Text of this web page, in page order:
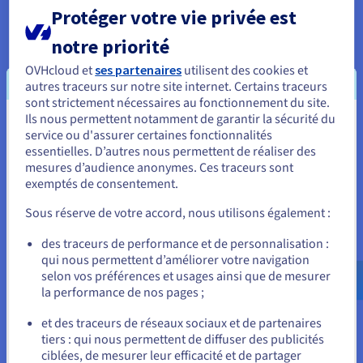
de composants contribué par la communauté. Cet
écosystème accélère le développement en fournissant des
solutions prêtes à l'emploi pour des cas d'utilisation et des
défis courants.
La flexibilité dans le choix du modèle est un autre avantage
significatif, car elle prend en charge plusieurs fournisseurs et
options de LLM. Cette flexibilité permet aux développeurs de
choisir le modèle le plus approprié pour leur cas d'utilisation
spécifique, d'optimiser les coûts et d'éviter le verrouillage des
fournisseurs.
LangChain comparé à d'autres
frameworks
LangChain se distingue par son approche unique pour
construire des applications alimentées par de grandes boîtes
à outils linguistiques. Lorsqu'il est placé côte à côte avec
Vous semblez être localisé en États-
Unis.
Pour commander, rendez-vous sur le site de votre pays (États-
Allez sur le site États-Unis
us.ovhcloud.com/
Anglais USD - $
ou
Rester sur le site actuel
Protéger votre vie privée est
notre priorité
OVHcloud etses partenaires utilisent des cookies et
autres traceurs sur notre site internet. Certains traceurs
sont strictement nécessaires au fonctionnement du site.
Ils nous permettent notamment de garantir la sécurité du
service ou d'assurer certaines fonctionnalités
essentielles. D’autres nous permettent de réaliser des
mesures d’audience anonymes. Ces traceurs sont
exemptés de consentement.
Sous réserve de votre accord, nous utilisons également :
des traceurs de performance et de personnalisation :
qui nous permettent d’améliorer votre navigation
selon vos préférences et usages ainsi que de mesurer
la performance de nos pages ;
et des traceurs de réseaux sociaux et de partenaires
tiers : qui nous permettent de diffuser des publicités
ciblées, de mesurer leur efficacité et de partager